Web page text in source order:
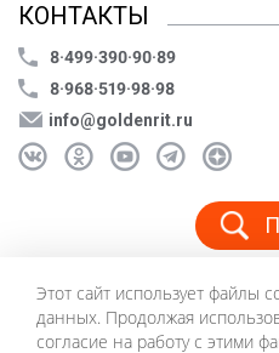
КОНТАКТЫ
8·499·390·90·89
8·968·519·98·98
info@goldenrit.ru
© ООО
Этот сайт использует файлы
данных. Продолжая
согласие на работу с этими